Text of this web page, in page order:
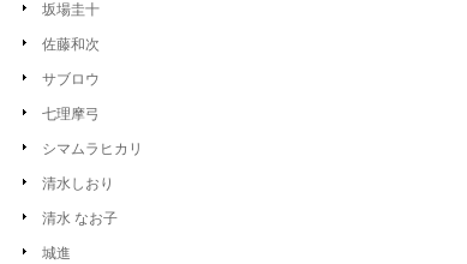
坂場圭十
佐藤和次
サブロウ
七理摩弓
シマムラヒカリ
清水しおり
清水 なお子
城進